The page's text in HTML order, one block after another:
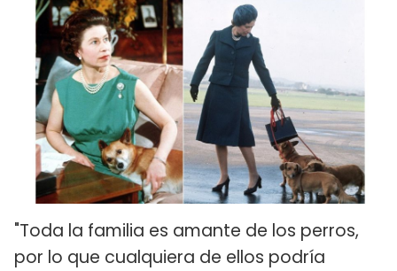
"Toda la familia es amante de los perros,
por lo que cualquiera de ellos podría